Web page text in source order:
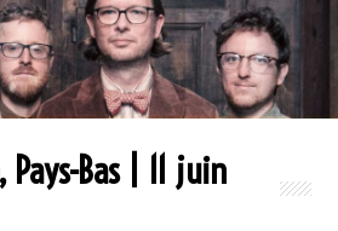
Pays-Bas | 11 juin